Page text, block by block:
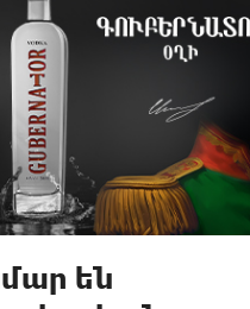
են